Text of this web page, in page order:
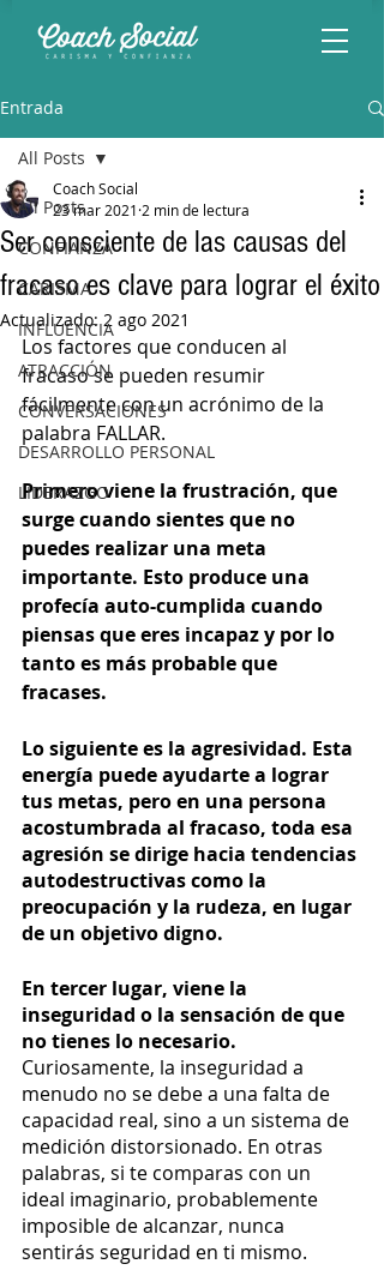
Entrada
All Posts
CONFIANZA
CARISMA
INFLUENCIA
ATRACCIÓN
CONVERSACIONES
DESARROLLO PERSONAL
LIDERAZGO
All Posts
Ser consciente de las causas del
fracaso es clave para lograr el éxito
Coach Social
23 mar 2021 2 min de lectura
Actualizado:2 ago 2021
Los factores que conducen al
fracaso se pueden resumir
fácilmente con un acrónimo de la
palabra FALLAR.
Primero viene la frustración, que
surge cuando sientes que no
puedes realizar una meta
importante. Esto produce una
profecía auto-cumplida cuando
piensas que eres incapaz y por lo
tanto es más probable que
fracases.
Lo siguiente es la agresividad. Esta
energía puede ayudarte a lograr
tus metas, pero en una persona
acostumbrada al fracaso, toda esa
agresión se dirige hacia tendencias
autodestructivas como la
preocupación y la rudeza, en lugar
de un objetivo digno.
En tercer lugar, viene la
inseguridad o la sensación de que
no tienes lo necesario.
Curiosamente, la inseguridad a
menudo no se debe a una falta de
capacidad real, sino a un sistema de
medición distorsionado. En otras
palabras, si te comparas con un
ideal imaginario, probablemente
imposible de alcanzar, nunca
sentirás seguridad en ti mismo.